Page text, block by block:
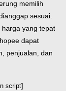
memilih
sesuai.
harga yang tepat
dapat
penjualan, dan
script]